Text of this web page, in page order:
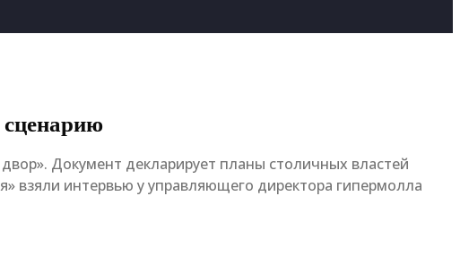
Документ декларирует планы столичных властей
взяли интервью у управляющего директора гипермолла